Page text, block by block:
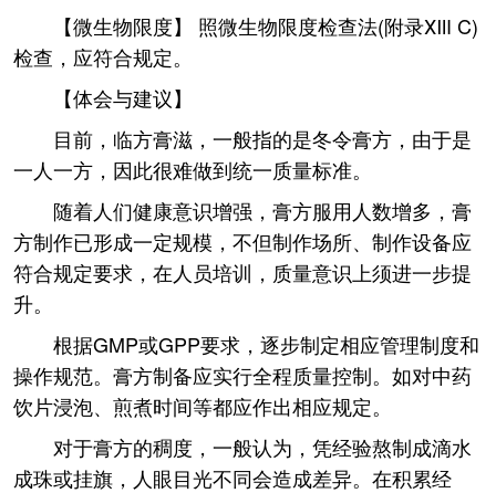
【微生物限度】 照微生物限度检查法(附录ⅩⅢ C)
检查，应符合规定。
【体会与建议】
目前，临方膏滋，一般指的是冬令膏方，由于是
一人一方，因此很难做到统一质量标准。
随着人们健康意识增强，膏方服用人数增多，膏
方制作已形成一定规模，不但制作场所、制作设备应
符合规定要求，在人员培训，质量意识上须进一步提
升。
根据GMP或GPP要求，逐步制定相应管理制度和
操作规范。膏方制备应实行全程质量控制。如对中药
饮片浸泡、煎煮时间等都应作出相应规定。
对于膏方的稠度，一般认为，凭经验熬制成滴水
成珠或挂旗，人眼目光不同会造成差异。在积累经